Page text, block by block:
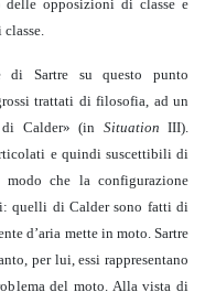
delle opposizioni di classe e
di Sartre su questo punto
trattati di filosofia, ad un
Calder» (in SituationIII).
e quindi suscettibili di
che la configurazione
quelli di Calder sono fatti di
d’aria mette in moto. Sartre
per lui, essi rappresentano
del moto. Alla vista di